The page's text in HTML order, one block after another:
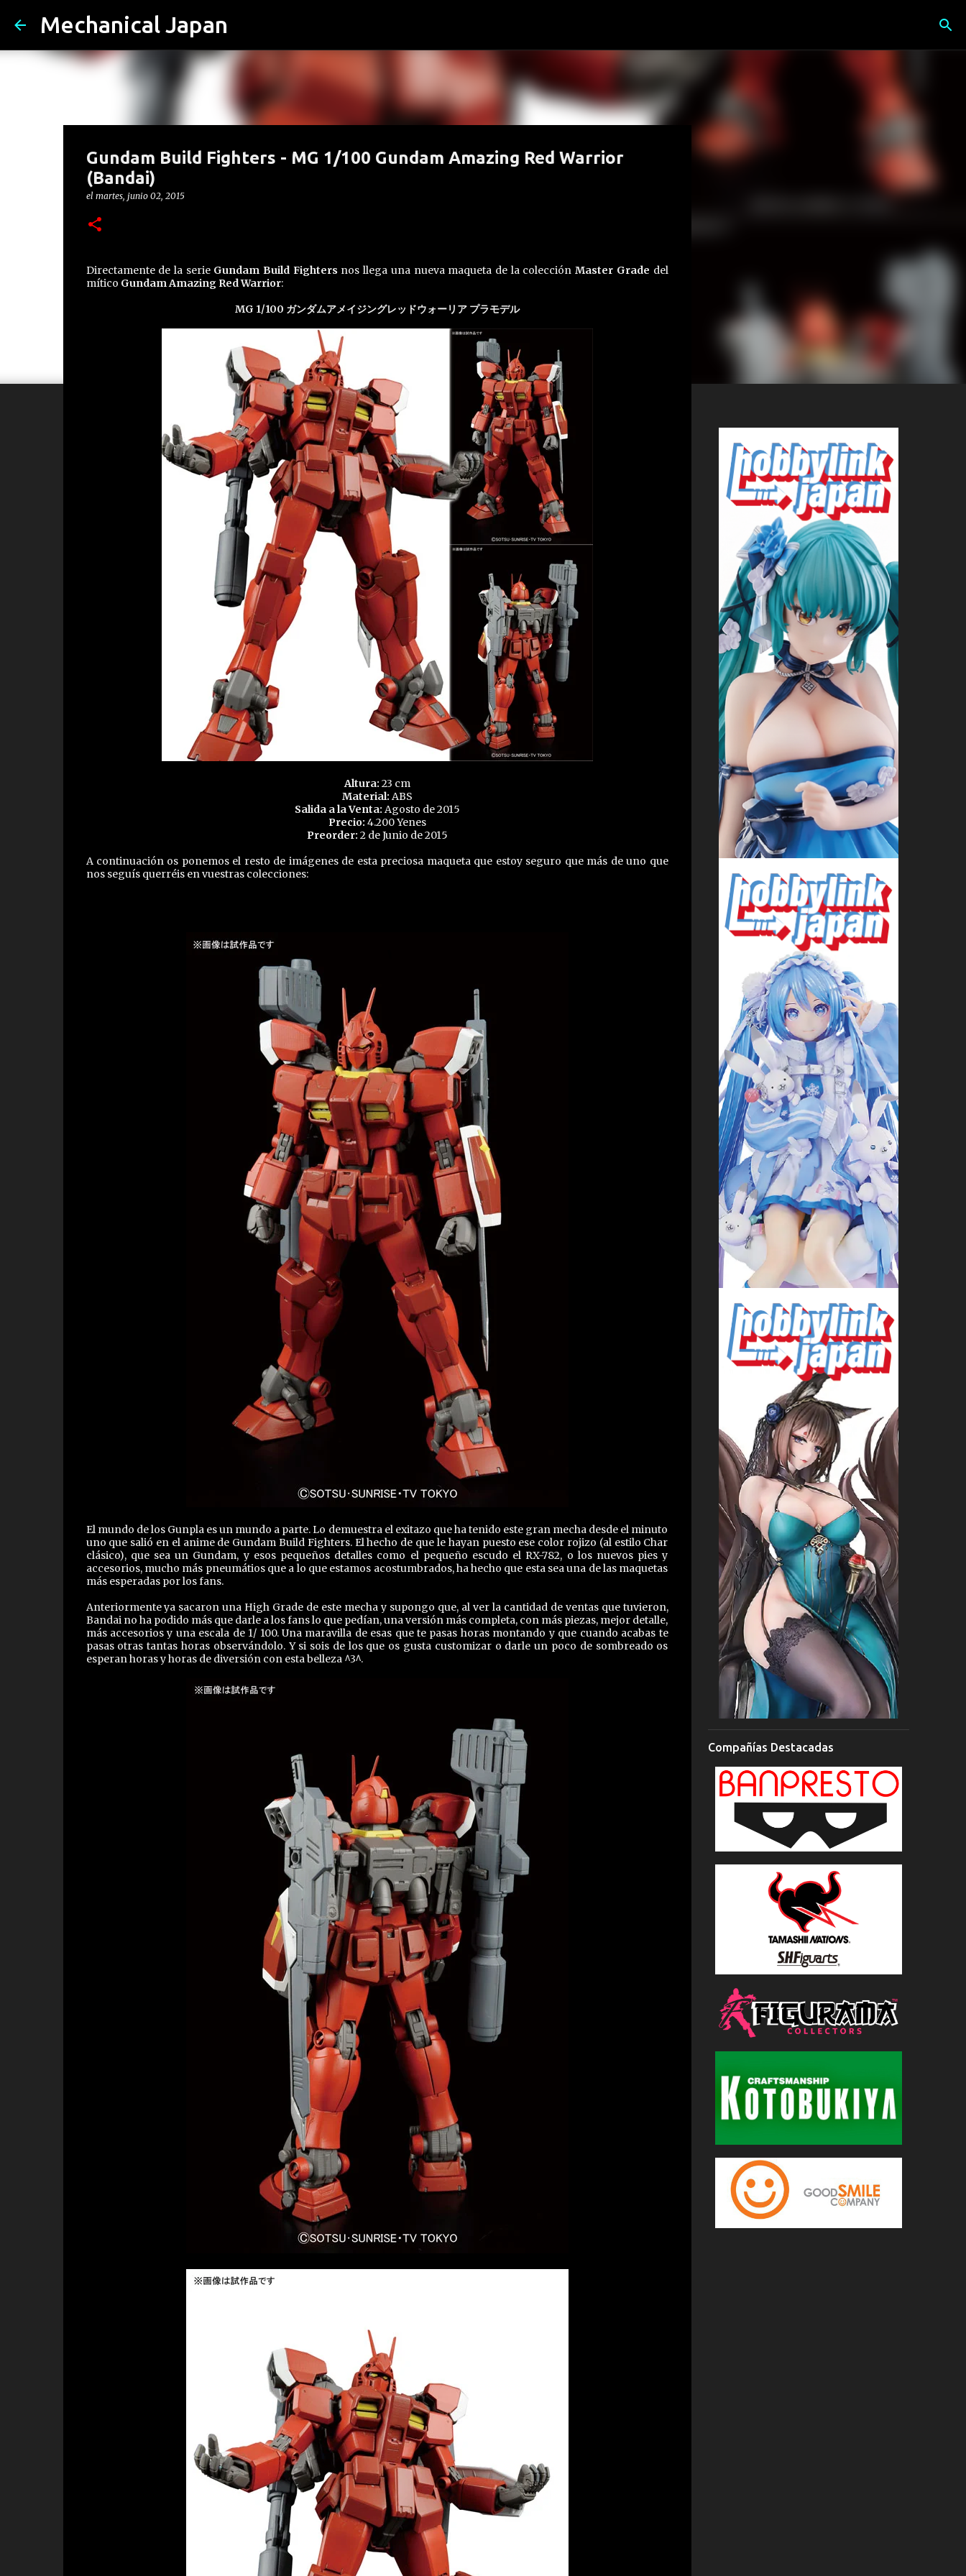
Mechanical Japan
Gundam Build Fighters - MG 1/100 Gundam Amazing Red Warrior
(Bandai)
el martes, junio 02, 2015
Directamente de la serie Gundam Build Fighters nos llega una nueva maqueta de la colecciónMaster Grade del
mítico Gundam Amazing Red Warrior:
MG 1/100 ガンダムアメイジングレッドウォーリア プラモデル
Altura: 23 cm
Material: ABS
Salida a la Venta: Agosto de 2015
Precio: 4.200 Yenes
Preorder: 2 de Junio de 2015
A continuación os ponemos el resto de imágenes de esta preciosa maqueta que estoy seguro que más de uno que
nos seguís querréis en vuestras colecciones:
El mundo de los Gunpla es un mundo a parte. Lo demuestra el exitazo que ha tenido este gran mecha desde el minuto
uno que salió en el anime de Gundam Build Fighters. El hecho de que le hayan puesto ese color rojizo (al estilo Char
clásico), que sea un Gundam, y esos pequeños detalles como el pequeño escudo el RX-782, o los nuevos pies y
accesorios, mucho más pneumátios que a lo que estamos acostumbrados, ha hecho que esta sea una de las maquetas
más esperadas por los fans.
Anteriormente ya sacaron una High Grade de este mecha y supongo que, al ver la cantidad de ventas que tuvieron,
Bandai no ha podido más que darle a los fans lo que pedían, una versión más completa, con más piezas, mejor detalle,
más accesorios y una escala de 1/ 100. Una maravilla de esas que te pasas horas montando y que cuando acabas te
pasas otras tantas horas observándolo. Y si sois de los que os gusta customizar o darle un poco de sombreado os
esperan horas y horas de diversión con esta belleza ^3^.
Compañías Destacadas